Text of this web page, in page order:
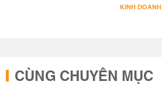
KINH DOANH
CÙNG CHUYÊN MỤC